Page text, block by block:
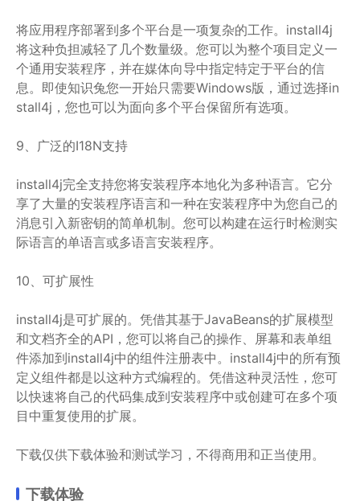
将应用程序部署到多个平台是一项复杂的工作。install4j
将这种负担减轻了几个数量级。您可以为整个项目定义一
个通用安装程序，并在媒体向导中指定特定于平台的信
息。即使知识兔您一开始只需要Windows版，通过选择in
stall4j，您也可以为面向多个平台保留所有选项。
9、广泛的I18N支持
install4j完全支持您将安装程序本地化为多种语言。它分
享了大量的安装程序语言和一种在安装程序中为您自己的
消息引入新密钥的简单机制。您可以构建在运行时检测实
际语言的单语言或多语言安装程序。
10、可扩展性
install4j是可扩展的。凭借其基于JavaBeans的扩展模型
和文档齐全的API，您可以将自己的操作、屏幕和表单组
件添加到install4j中的组件注册表中。install4j中的所有预
定义组件都是以这种方式编程的。凭借这种灵活性，您可
以快速将自己的代码集成到安装程序中或创建可在多个项
目中重复使用的扩展。
下载仅供下载体验和测试学习，不得商用和正当使用。
下载体验